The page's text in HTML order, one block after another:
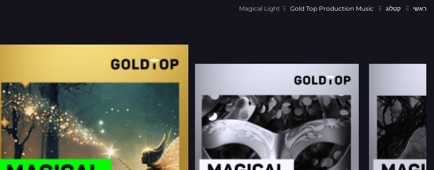
ראשי קטלוג Gold Top Production Music
Magical Light